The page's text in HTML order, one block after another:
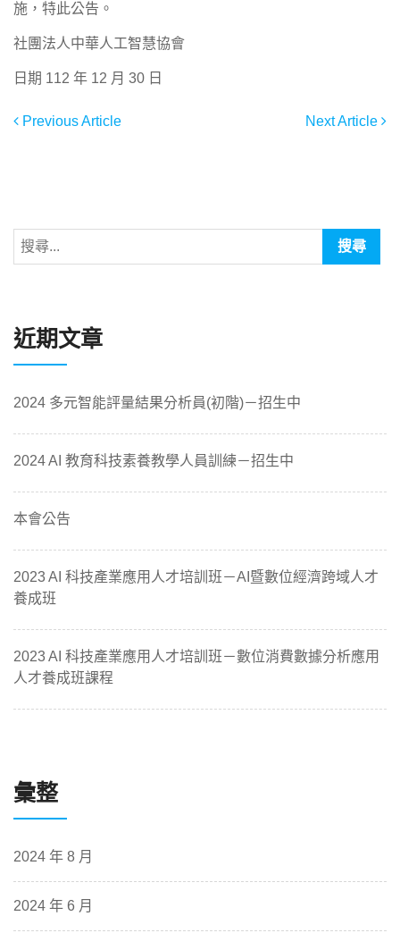
施，特此公告。
社團法人中華人工智慧協會
日期 112 年 12 月 30 日
Previous Article Next Article
近期文章
2024 多元智能評量結果分析員(初階)－招生中
2024 AI 教育科技素養教學人員訓練－招生中
本會公告
2023 AI 科技產業應用人才培訓班－AI暨數位經濟跨域人才
養成班
2023 AI 科技產業應用人才培訓班－數位消費數據分析應用
人才養成班課程
彙整
2024 年 8 月
2024 年 6 月